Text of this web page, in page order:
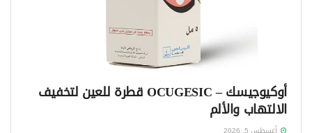
أوكيوجيسك – OCUGESIC قطرة للعين لتخفيف
الالتهاب والألم